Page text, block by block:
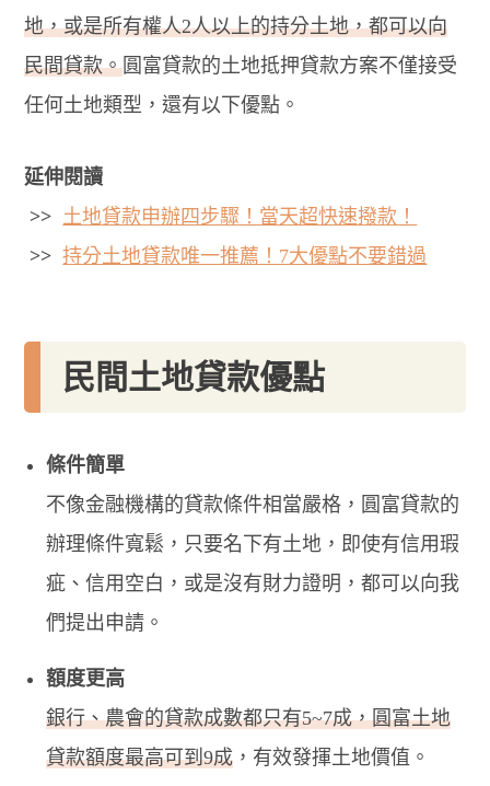
地，或是所有權人2人以上的持分土地，都可以向
民間貸款。圓富貸款的土地抵押貸款方案不僅接受
任何土地類型，還有以下優點。
延伸閱讀
>> 土地貸款申辦四步驟！當天超快速撥款！
>> 持分土地貸款唯一推薦！7大優點不要錯過
民間土地貸款優點
條件簡單
不像金融機構的貸款條件相當嚴格，圓富貸款的
辦理條件寬鬆，只要名下有土地，即使有信用瑕
疵、信用空白，或是沒有財力證明，都可以向我
們提出申請。
額度更高
銀行、農會的貸款成數都只有5~7成，圓富土地
貸款額度最高可到9成 ，有效發揮土地價值。